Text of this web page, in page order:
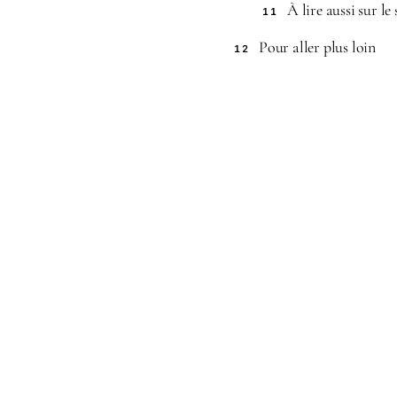
11 À lire aussi sur le
12 Pour aller plus loin